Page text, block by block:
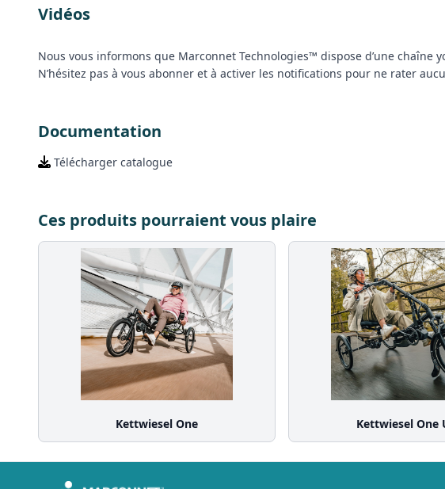
Vidéos
Nous vous informons que Marconnet Technologies™ dispose d’une chaîne
N’hésitez pas à vous abonner et à activer les notifications pour ne rater
Documentation
Télécharger catalogue
Ces produits pourraient vous plaire
Kettwiesel One Kettwiesel One